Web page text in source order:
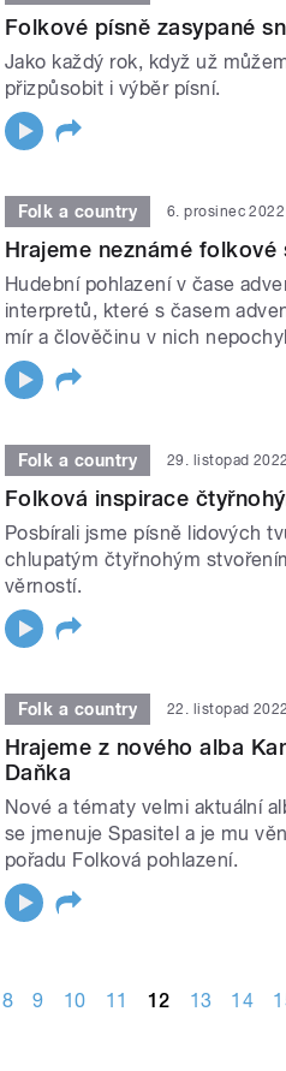
Folkové písně zasypané
Jako každý rok, když už
přizpůsobit i výběr písní.
Folk a country 6. prosinec 2022
Hrajeme neznámé
Hudební pohlazení v čase
interpretů, které s časem
mír a člověčinu v nich
Folk a country 29. listopad 2022
Folková inspirace
Posbírali jsme písně lidových
chlupatým čtyřnohým
věrností.
Folk a country 22. listopad 2022
Hrajeme z nového alba
Daňka
Nové a tématy velmi aktuální
se jmenuje Spasitel a je mu
pořadu Folková pohlazení.
8 9 10 11 12 13 14